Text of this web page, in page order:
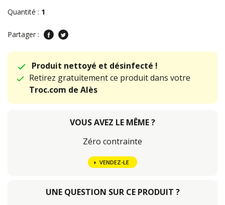
Quantité : 1
Partager :
Produit nettoyé et désinfecté !
Retirez gratuitement ce produit dans votre
Troc.com de Alès
VOUS AVEZ LE MÊME ?
Zéro contrainte
VENDEZ-LE
UNE QUESTION SUR CE PRODUIT ?